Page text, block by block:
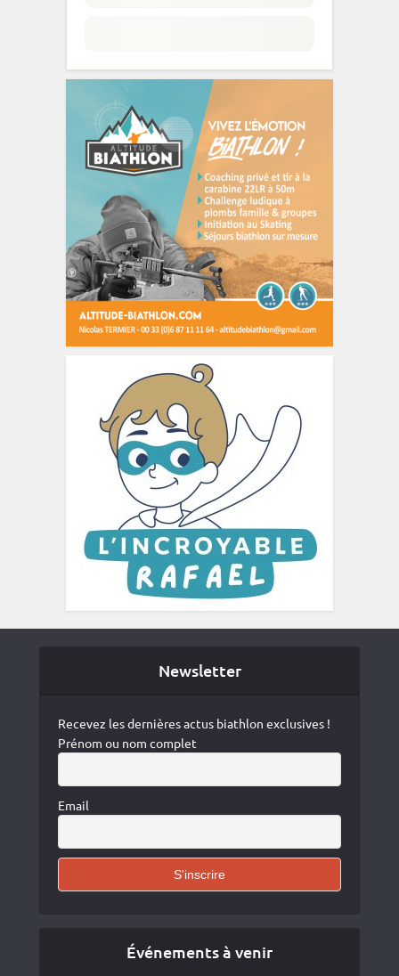
Newsletter
Recevez les dernières actus biathlon exclusives !
Prénom ou nom complet
Email
Événements à venir